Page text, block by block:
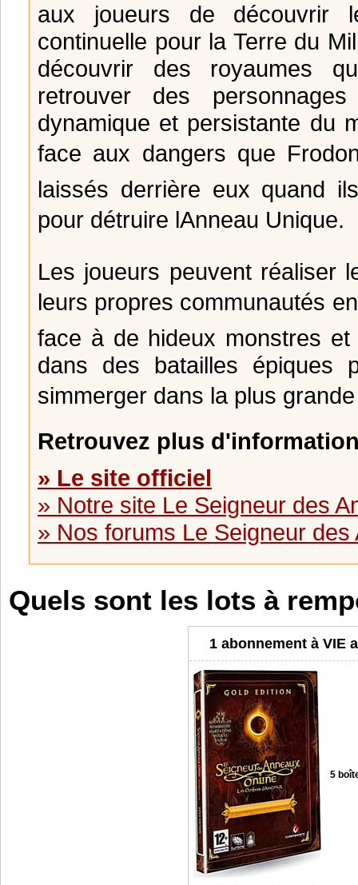
aux joueurs de découvrir
continuelle pour la Terre du
découvrir des royaumes
retrouver des
dynamique et persistante du
face aux dangers que
laissés derrière eux quand
pour détruire lAnneau Unique.
Les joueurs peuvent réaliser
leurs propres communautés
face à de hideux monstres
dans des batailles épiques
simmerger dans la plus
Retrouvez plus
» Le site officiel
» Notre site Le Seigneur des
» Nos forums Le Seigneur des
Quels sont les lots à
1 abonnement à VIE
5